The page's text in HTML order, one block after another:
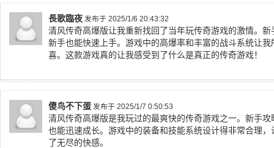
長歌臨夜 发布于 2025/1/6 20:43:32
清风传奇高爆版让我重新找回了当年玩传奇游戏的激情。
新手也能快速上手。游戏中的高爆率和丰富的战斗系统让
喜。这款游戏真的让我感受到了什么是真正的传奇游戏！
傻鸟不下蛋 发布于 2025/1/7 0:50:53
清风传奇高爆版是我玩过的最爽快的传奇游戏之一。新手
也能迅速成长。游戏中的装备和技能系统设计得非常合理
了无尽的快感。